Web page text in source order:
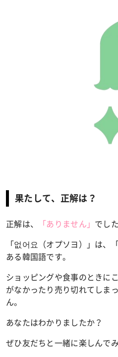
果たして、正解は？
正解は、 「ありません」 でし
「없어요（オプソヨ）」は、
ある韓国語です。
ショッピングや食事のときに
がなかったり売り切れてしま
ん。
あなたはわかりましたか？
ぜひ友だちと一緒に楽しんで